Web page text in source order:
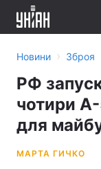
Новини › Зброя
РФ
чотири
для
МАРТА ГИЧКО